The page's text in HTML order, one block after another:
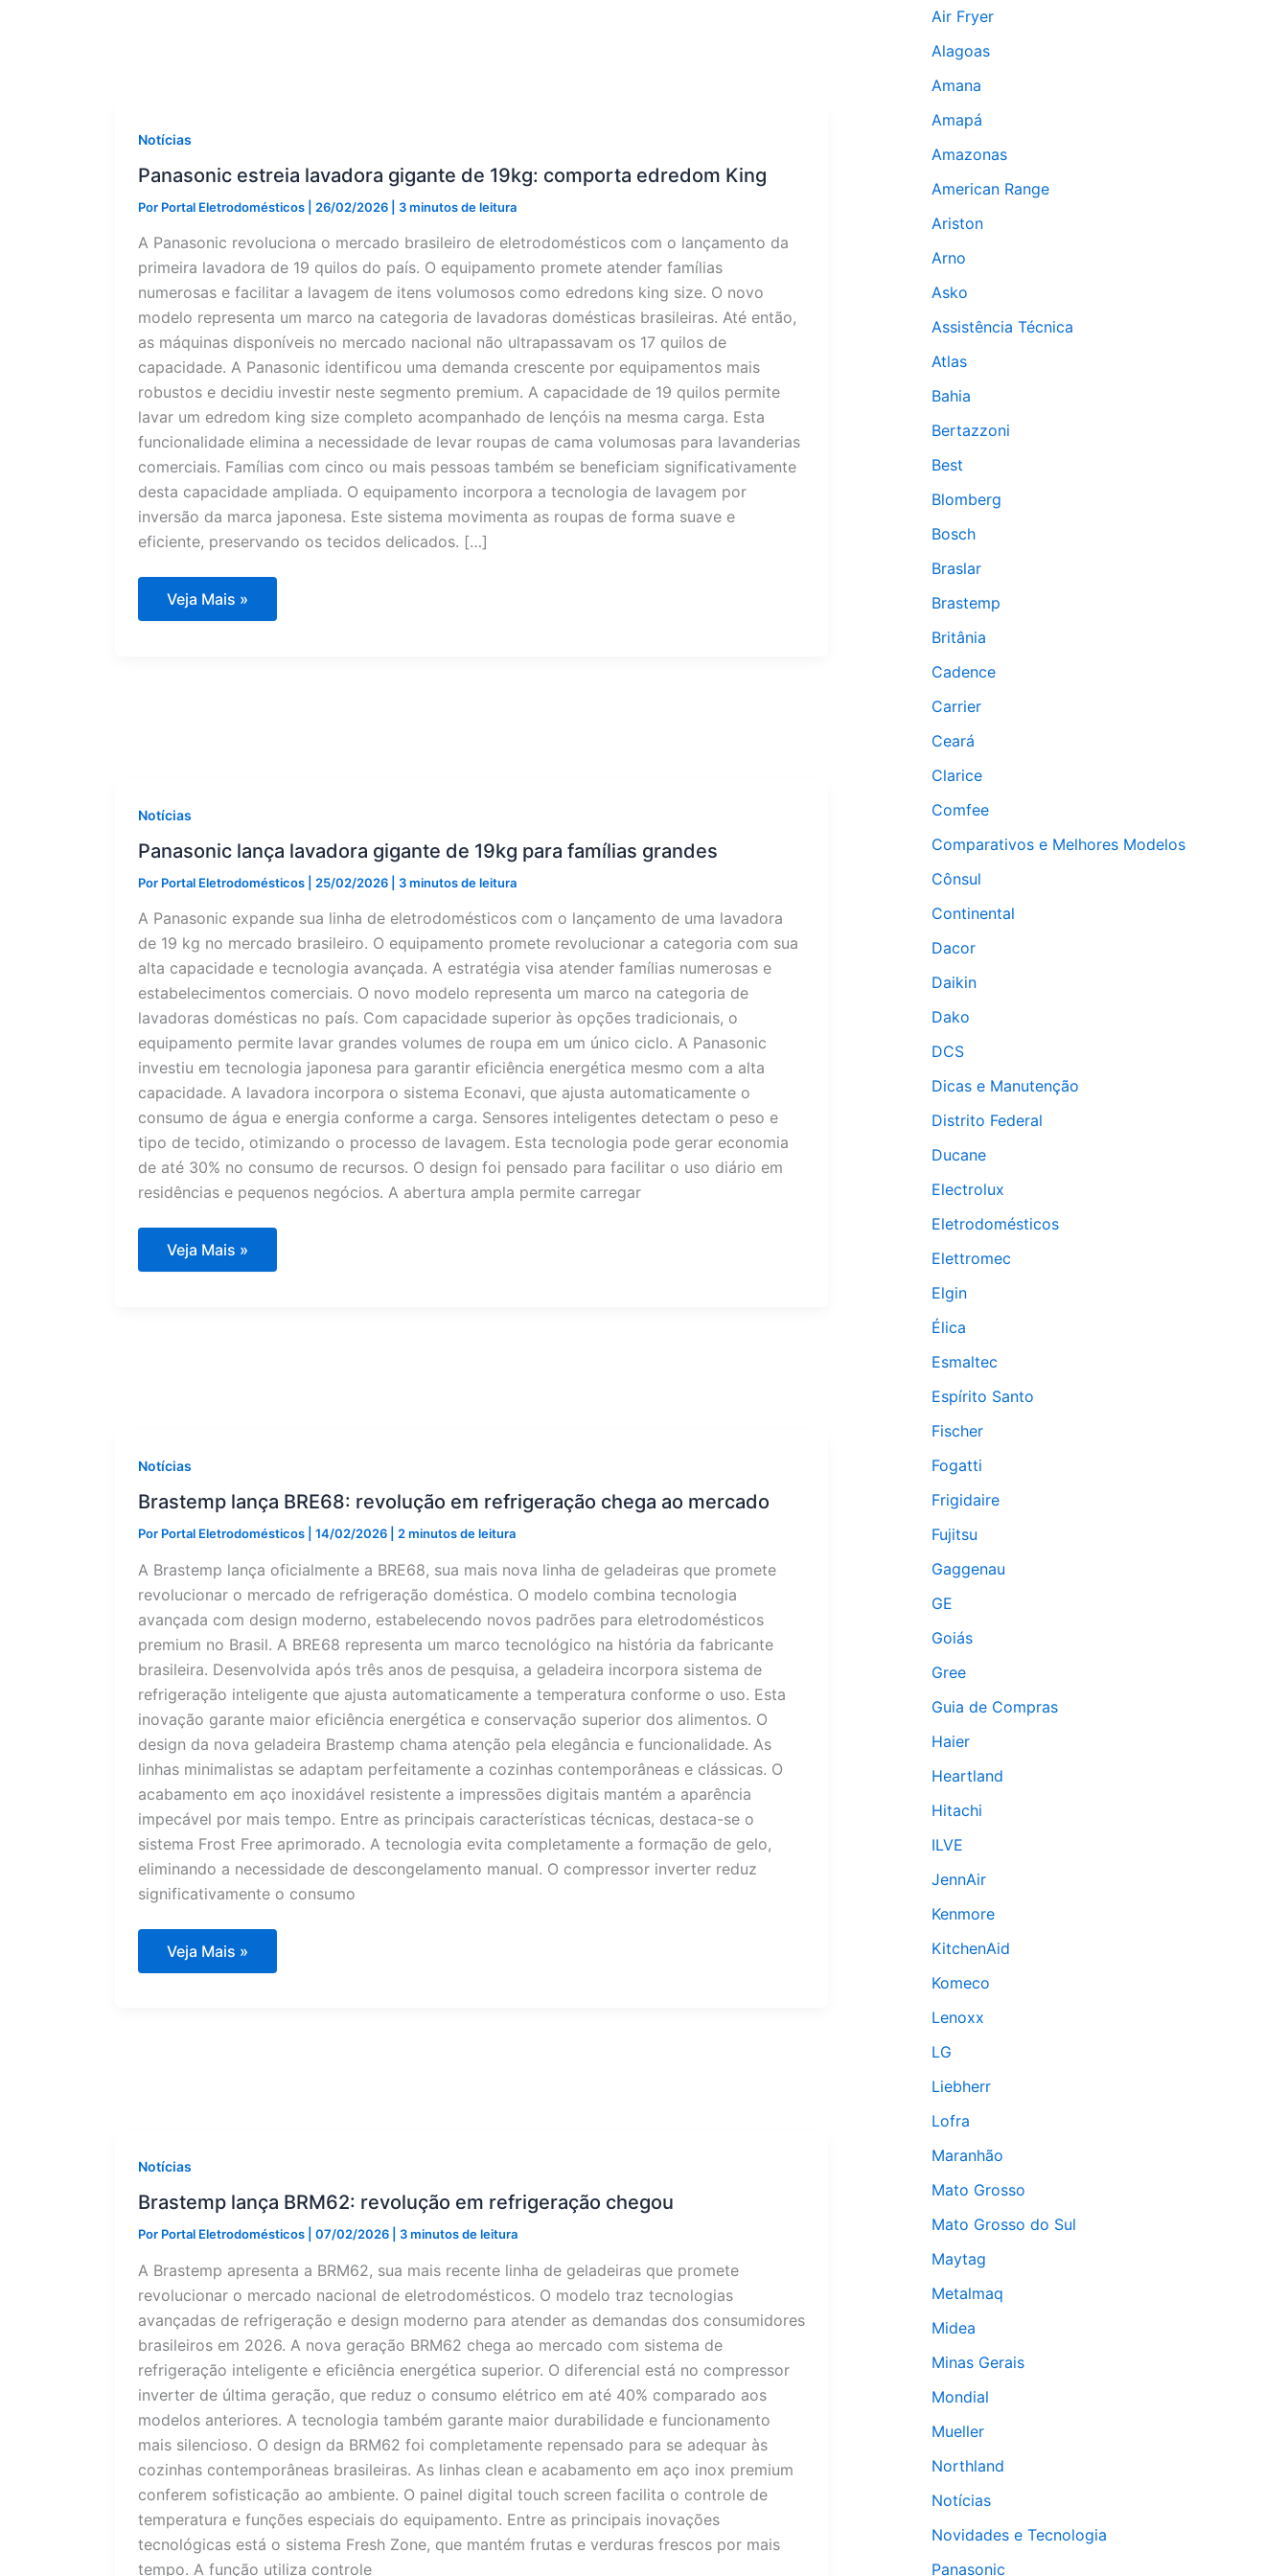
Notícias
Panasonic estreia lavadora gigante de 19kg: comporta edredom King
Por Portal Eletrodomésticos 26/02/2026 3 minutos de leitura
A Panasonic revoluciona o mercado brasileiro de eletrodomésticos com o lançamento da
primeira lavadora de 19 quilos do país. O equipamento promete atender famílias
numerosas e facilitar a lavagem de itens volumosos como edredons king size. O novo
modelo representa um marco na categoria de lavadoras domésticas brasileiras. Até então,
as máquinas disponíveis no mercado nacional não ultrapassavam os 17 quilos de
capacidade. A Panasonic identificou uma demanda crescente por equipamentos mais
robustos e decidiu investir neste segmento premium. A capacidade de 19 quilos permite
lavar um edredom king size completo acompanhado de lençóis na mesma carga. Esta
funcionalidade elimina a necessidade de levar roupas de cama volumosas para lavanderias
comerciais. Famílias com cinco ou mais pessoas também se beneficiam significativamente
desta capacidade ampliada. O equipamento incorpora a tecnologia de lavagem por
inversão da marca japonesa. Este sistema movimenta as roupas de forma suave e
eficiente, preservando os tecidos delicados. […]
Panasonic
estreia
Veja Mais »
Notícias
Panasonic lança lavadora gigante de 19kg para famílias grandes
Por Portal Eletrodomésticos 25/02/2026 3 minutos de leitura
A Panasonic expande sua linha de eletrodomésticos com o lançamento de uma lavadora
de 19 kg no mercado brasileiro. O equipamento promete revolucionar a categoria com sua
alta capacidade e tecnologia avançada. A estratégia visa atender famílias numerosas e
estabelecimentos comerciais. O novo modelo representa um marco na categoria de
lavadoras domésticas no país. Com capacidade superior às opções tradicionais, o
equipamento permite lavar grandes volumes de roupa em um único ciclo. A Panasonic
investiu em tecnologia japonesa para garantir eficiência energética mesmo com a alta
capacidade. A lavadora incorpora o sistema Econavi, que ajusta automaticamente o
consumo de água e energia conforme a carga. Sensores inteligentes detectam o peso e
tipo de tecido, otimizando o processo de lavagem. Esta tecnologia pode gerar economia
de até 30% no consumo de recursos. O design foi pensado para facilitar o uso diário em
residências e pequenos negócios. A abertura ampla permite carregar
Panasonic
lança
Veja Mais »
Notícias
Brastemp lança BRE68: revolução em refrigeração chega ao mercado
Por Portal Eletrodomésticos 14/02/2026 2 minutos de leitura
A Brastemp lança oficialmente a BRE68, sua mais nova linha de geladeiras que promete
revolucionar o mercado de refrigeração doméstica. O modelo combina tecnologia
avançada com design moderno, estabelecendo novos padrões para eletrodomésticos
premium no Brasil. A BRE68 representa um marco tecnológico na história da fabricante
brasileira. Desenvolvida após três anos de pesquisa, a geladeira incorpora sistema de
refrigeração inteligente que ajusta automaticamente a temperatura conforme o uso. Esta
inovação garante maior eficiência energética e conservação superior dos alimentos. O
design da nova geladeira Brastemp chama atenção pela elegância e funcionalidade. As
linhas minimalistas se adaptam perfeitamente a cozinhas contemporâneas e clássicas. O
acabamento em aço inoxidável resistente a impressões digitais mantém a aparência
impecável por mais tempo. Entre as principais características técnicas, destaca-se o
sistema Frost Free aprimorado. A tecnologia evita completamente a formação de gelo,
eliminando a necessidade de descongelamento manual. O compressor inverter reduz
significativamente o consumo
Brastemp
lança
Veja Mais »
Notícias
Brastemp lança BRM62: revolução em refrigeração chegou
Por Portal Eletrodomésticos 07/02/2026 3 minutos de leitura
A Brastemp apresenta a BRM62, sua mais recente linha de geladeiras que promete
revolucionar o mercado nacional de eletrodomésticos. O modelo traz tecnologias
avançadas de refrigeração e design moderno para atender as demandas dos consumidores
brasileiros em 2026. A nova geração BRM62 chega ao mercado com sistema de
refrigeração inteligente e eficiência energética superior. O diferencial está no compressor
inverter de última geração, que reduz o consumo elétrico em até 40% comparado aos
modelos anteriores. A tecnologia também garante maior durabilidade e funcionamento
mais silencioso. O design da BRM62 foi completamente repensado para se adequar às
cozinhas contemporâneas brasileiras. As linhas clean e acabamento em aço inox premium
conferem sofisticação ao ambiente. O painel digital touch screen facilita o controle de
temperatura e funções especiais do equipamento. Entre as principais inovações
tecnológicas está o sistema Fresh Zone, que mantém frutas e verduras frescos por mais
tempo. A função utiliza controle
Air Fryer
Alagoas
Amana
Amapá
Amazonas
American Range
Ariston
Arno
Asko
Assistência Técnica
Atlas
Bahia
Bertazzoni
Best
Blomberg
Bosch
Braslar
Brastemp
Britânia
Cadence
Carrier
Ceará
Clarice
Comfee
Comparativos e Melhores Modelos
Cônsul
Continental
Dacor
Daikin
Dako
DCS
Dicas e Manutenção
Distrito Federal
Ducane
Electrolux
Eletrodomésticos
Elettromec
Elgin
Élica
Esmaltec
Espírito Santo
Fischer
Fogatti
Frigidaire
Fujitsu
Gaggenau
GE
Goiás
Gree
Guia de Compras
Haier
Heartland
Hitachi
ILVE
JennAir
Kenmore
KitchenAid
Komeco
Lenoxx
LG
Liebherr
Lofra
Maranhão
Mato Grosso
Mato Grosso do Sul
Maytag
Metalmaq
Midea
Minas Gerais
Mondial
Mueller
Northland
Notícias
Novidades e Tecnologia
Panasonic